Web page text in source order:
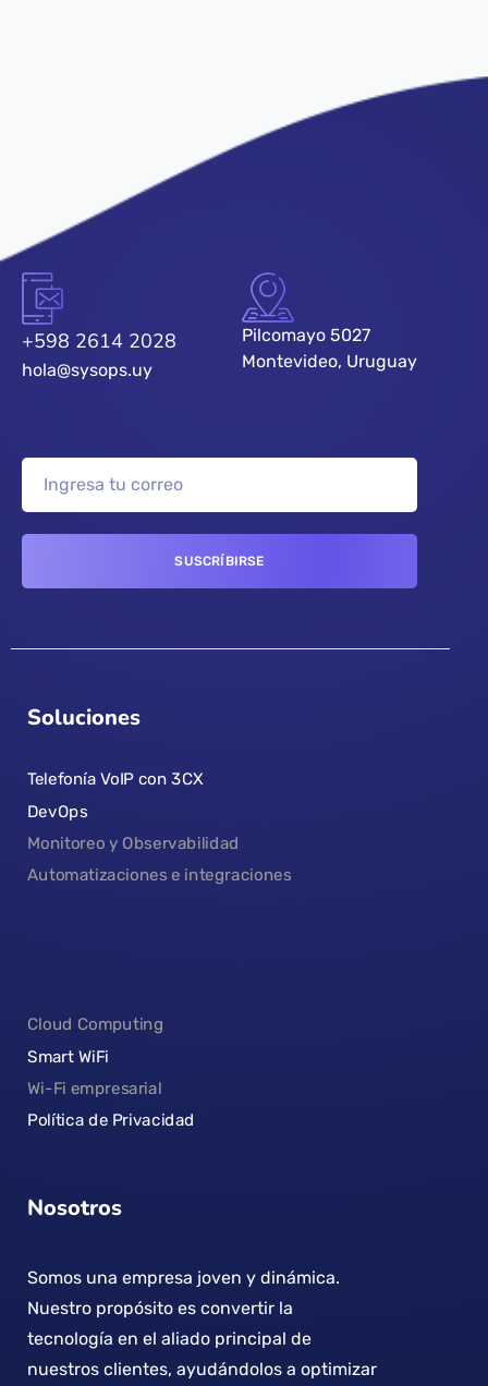
+598 2614 2028
hola@sysops.uy
Pilcomayo 5027
Montevideo, Uruguay
Soluciones
Telefonía VoIP con 3CX
DevOps
Monitoreo y Observabilidad
Automatizaciones e integraciones
Cloud Computing
Smart WiFi
Wi-Fi empresarial
Política de Privacidad
Nosotros
Somos una empresa joven y dinámica.
Nuestro propósito es convertir la
tecnología en el aliado principal de
nuestros clientes, ayudándolos a optimizar